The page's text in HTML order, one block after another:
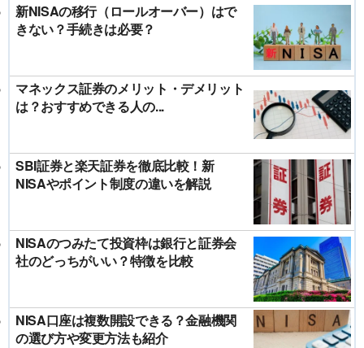
新NISAの移行（ロールオーバー）はで
きない？手続きは必要？
マネックス証券のメリット・デメリット
は？おすすめできる人の...
SBI証券と楽天証券を徹底比較！新
NISAやポイント制度の違いを解説
NISAのつみたて投資枠は銀行と証券会
社のどっちがいい？特徴を比較
NISA口座は複数開設できる？金融機関
の選び方や変更方法も紹介